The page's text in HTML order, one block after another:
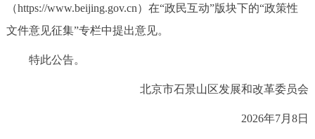
走进北京
图说北京 视频北京
（https://www.beijing.gov.cn）在“政民互动”版块下的“政策性
文件意见征集”专栏中提出意见。
特此公告。
北京市石景山区发展和改革委员会
2026年7月8日